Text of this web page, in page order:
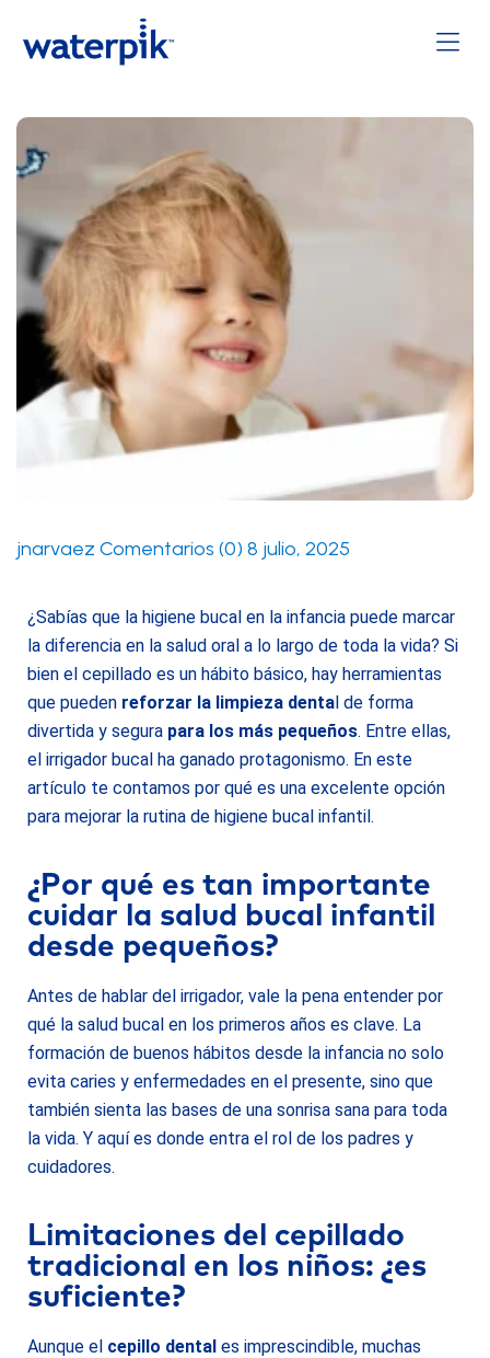
jnarvaez Comentarios (0) 8 julio, 2025
¿Sabías que la higiene bucal en la infancia puede marcar
la diferencia en la salud oral a lo largo de toda la vida? Si
bien el cepillado es un hábito básico, hay herramientas
que pueden reforzar la limpieza dental de forma
divertida y segura para los más pequeños. Entre ellas,
el irrigador bucal ha ganado protagonismo. En este
artículo te contamos por qué es una excelente opción
para mejorar la rutina de higiene bucal infantil.
¿Por qué es tan importante
cuidar la salud bucal infantil
desde pequeños?
Antes de hablar del irrigador, vale la pena entender por
qué la salud bucal en los primeros años es clave. La
formación de buenos hábitos desde la infancia no solo
evita caries y enfermedades en el presente, sino que
también sienta las bases de una sonrisa sana para toda
la vida. Y aquí es donde entra el rol de los padres y
cuidadores.
Limitaciones del cepillado
tradicional en los niños: ¿es
suficiente?
Aunque el cepillo dental es imprescindible, muchas